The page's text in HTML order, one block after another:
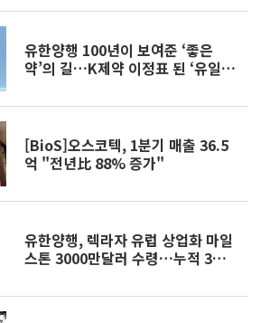
유한양행 100년이 보여준 ‘좋은
약’의 길…K제약 이정표 된 ‘유일한
[BioS]오스코텍, 1분기 매출 36.5
억 "전년比 88% 증가"
유한양행, 렉라자 유럽 상업화 마일
스톤 3000만달러 수령…누적 3억달